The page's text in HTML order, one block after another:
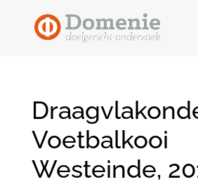
Voetbalkooi
Westeinde,